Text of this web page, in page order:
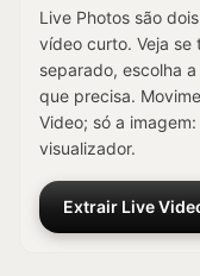
Live Photos são
vídeo curto. Veja se
separado, escolha
que precisa.
Video; só a
visualizador.
Extrair Live